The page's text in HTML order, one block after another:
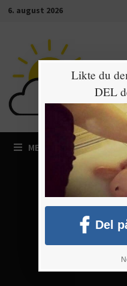
Gå6. august 2026
MENY
Likte du
DEL
Del